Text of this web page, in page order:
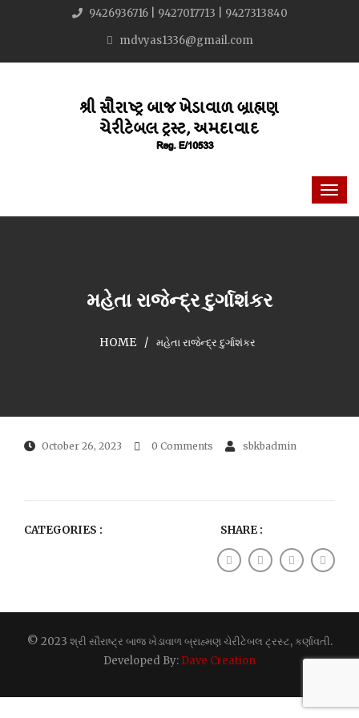
9426936716 | 9427017713 | 9427313840
mdvyas1336@gmail.com
મહેતા રાજેન્દ્ર દુર્ગાશંકર
HOME મહેતા રાજેન્દ્ર દુર્ગાશંકર
October 26, 2023 0 Comments sbkbadmin
CATEGORIES : SHARE :
© 2023 શ્રી સૌરાષ્ટ્ર બાજ ખેડાવાળ બ્રાહ્મણ ચેરીટેબલ ટ્રસ્ટ, કર્ણાવતી.
Developed By: Dave Creation